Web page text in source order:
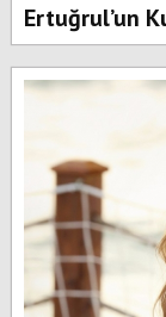
Ertuğrul’un